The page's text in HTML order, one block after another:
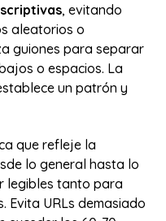
, evitando
aleatorios o
guiones para separar
o espacios. La
un patrón y
que refleje la
lo general hasta lo
legibles tanto para
Evita URLs demasiado